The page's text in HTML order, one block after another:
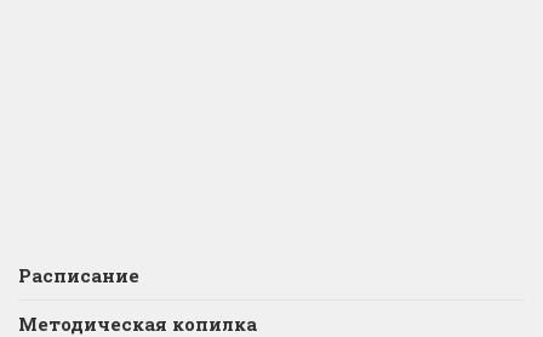
Расписание
Методическая копилка